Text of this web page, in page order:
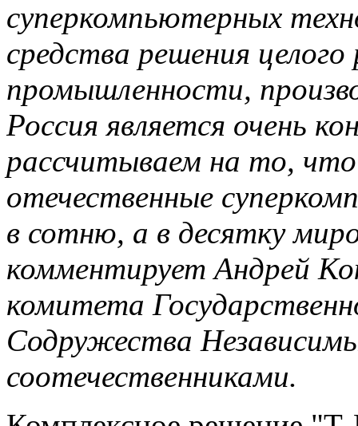
суперкомпьютерных
средства решения целого
промышленности,
Россия является очень
рассчитываем на то,
отечественные
в сотню, а в десятку
комментирует Андрей
комитета
Содружества
соотечественниками.